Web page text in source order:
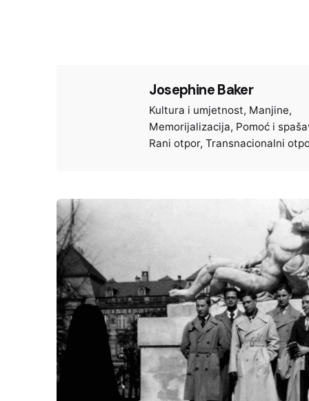
Josephine Baker
Kultura i umjetnost Manjine
Memorijalizacija Pomoć i
Rani otpor Transnacionalni